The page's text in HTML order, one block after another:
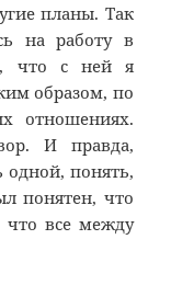
планы. Так
на работу в
что с ней я
образом, по
отношениях.
И правда,
одной, понять,
понятен, что
что все между